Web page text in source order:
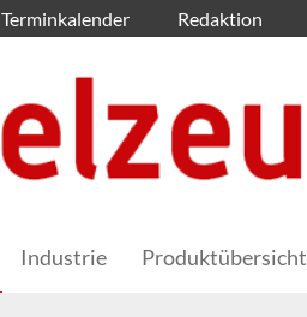
Terminkalender Redaktion
Industrie Produktübersicht